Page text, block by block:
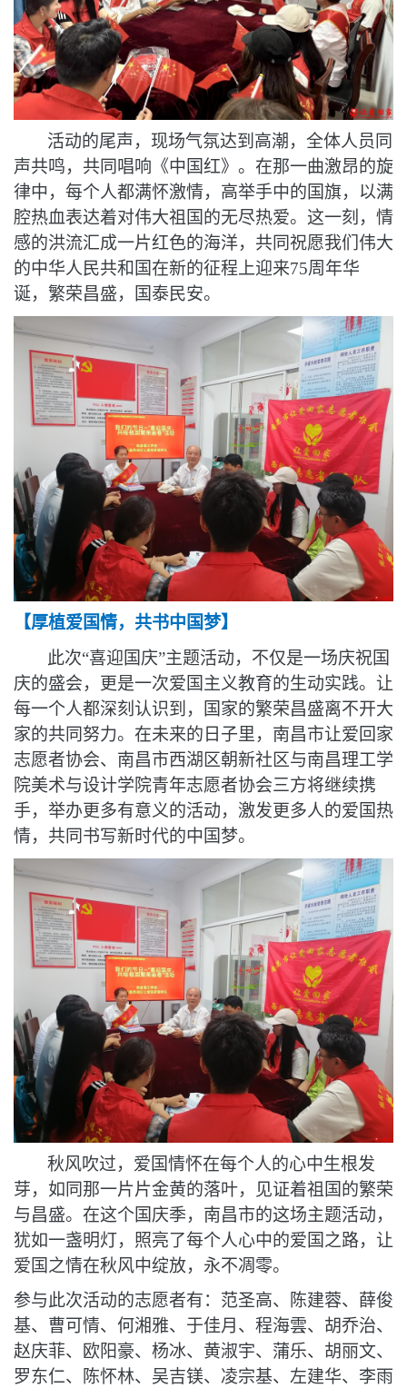
活动的尾声，现场气氛达到高潮，全体人员同
声共鸣，共同唱响《中国红》。在那一曲激昂的旋
律中，每个人都满怀激情，高举手中的国旗，以满
腔热血表达着对伟大祖国的无尽热爱。这一刻，情
感的洪流汇成一片红色的海洋，共同祝愿我们伟大
的中华人民共和国在新的征程上迎来75周年华
诞，繁荣昌盛，国泰民安。
【厚植爱国情， 共书中国梦】
此次“喜迎国庆”主题活动，不仅是一场庆祝国
庆的盛会，更是一次爱国主义教育的生动实践。让
每一个人都深刻认识到，国家的繁荣昌盛离不开大
家的共同 努力。在未来的日子里，南昌市让爱回家
志愿者协会、南昌市西湖区朝新社区与南昌理工学
院美术与设计学院青年志愿者协会三方将继续携
手，举办更多有意义的活动，激发更多人的爱国热
情，共同书写新时代的中国梦。
秋风吹过，爱国情怀在每个人的心中生根发
芽，如同那一片片金黄的落叶，见证着祖国的繁荣
与昌盛。在这个国庆季，南昌市的这场主题活动，
犹如一盏明灯，照亮了每个人心中的爱国之路，让
爱国之情在秋风中绽放，永不凋零。
参与此次活动的志愿者有：范圣高、陈建蓉、薛俊
基、曹可情、何湘雅、于佳月、程海雲、胡乔治、
赵庆菲、欧阳豪、杨冰、黄淑宇、蒲乐、胡丽文、
罗东仁、陈怀林、吴吉镁、凌宗基、左建华、李雨